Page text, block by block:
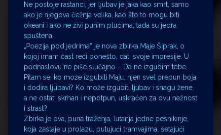
Ne postoje rastanci, jer ljubav je jaka kao smrt, samo
ako je njegova čežnja velika, kao što to mogu biti
okeani i ako ne živi punim plućima, tada su jedra
spuštena.
„Poezija pod jedrima“ je nova zbirka Maje Šiprak, o
kojoj imam čast reći ponešto, dati svoje impresije. U
podnaslovu ne piše slučajno – Da ne izgubim tebe.
Pitam se, ko može izgubiti Maju, njen svet prepun boja
i dodira ljubavi? Ko može izgubiti ljubav i snagu žene,
a ne ostati skrhan i nepotpun, uskraćen za ovu nežnost
i strast?
Zbirka je ova, puna traženja, lutanja jedne pesnikinje,
koja zastaje u prolazu, putujući tramvajima, šetajući